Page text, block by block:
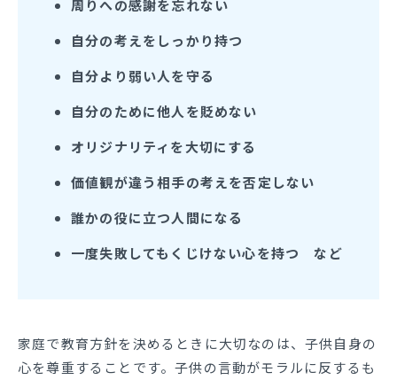
周りへの感謝を忘れない
自分の考えをしっかり持つ
自分より弱い人を守る
自分のために他人を貶めない
オリジナリティを大切にする
価値観が違う相手の考えを否定しない
誰かの役に立つ人間になる
一度失敗してもくじけない心を持つ など
家庭で教育方針を決めるときに大切なのは、子供自身の
心を尊重することです。子供の言動がモラルに反するも